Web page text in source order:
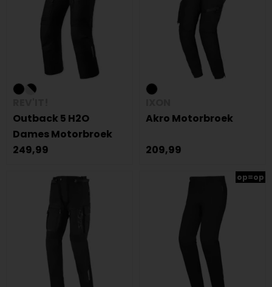
Outback 5 H2O
Dames Motorbroek
249,99
Akro Motorbroek
209,99
op=op